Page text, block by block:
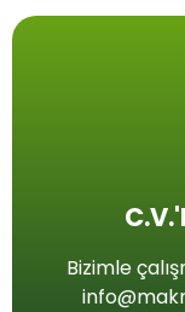
Bizimle